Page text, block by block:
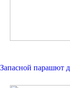
Запасной парашют